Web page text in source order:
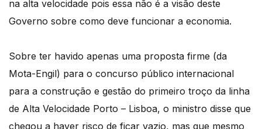
na alta velocidade pois essa não é a visão deste
Governo sobre como deve funcionar a economia.
Sobre ter havido apenas uma proposta firme (da
Mota-Engil) para o concurso público internacional
para a construção e gestão do primeiro troço da linha
de Alta Velocidade Porto – Lisboa, o ministro disse que
chegou a haver risco de ficar vazio, mas que mesmo